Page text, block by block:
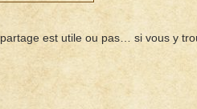
est utile ou pas… si vous y